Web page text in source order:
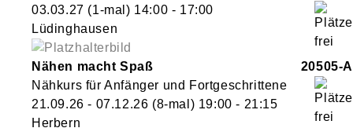
03.03.27 (1-mal) 14:00 - 17:00
Lüdinghausen
Nähen macht Spaß
20505-A
Nähkurs für Anfänger und Fortgeschrittene
21.09.26 - 07.12.26 (8-mal) 19:00 - 21:15
Herbern